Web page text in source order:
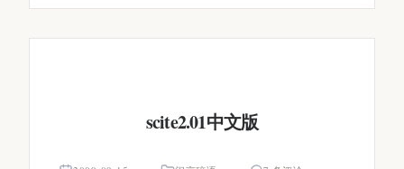
scite2.01中文版